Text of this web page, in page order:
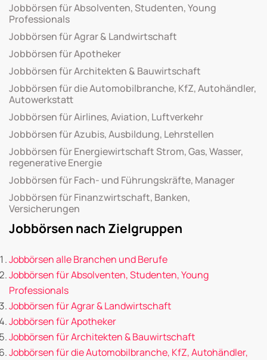
Jobbörsen für Absolventen, Studenten, Young
Professionals
Jobbörsen für Agrar & Landwirtschaft
Jobbörsen für Apotheker
Jobbörsen für Architekten & Bauwirtschaft
Jobbörsen für die Automobilbranche, KfZ, Autohändler,
Autowerkstatt
Jobbörsen für Airlines, Aviation, Luftverkehr
Jobbörsen für Azubis, Ausbildung, Lehrstellen
Jobbörsen für Energiewirtschaft Strom, Gas, Wasser,
regenerative Energie
Jobbörsen für Fach- und Führungskräfte, Manager
Jobbörsen für Finanzwirtschaft, Banken,
Versicherungen
Jobbörsen nach Zielgruppen
Jobbörsen alle Branchen und Berufe
Jobbörsen für Absolventen, Studenten, Young
Professionals
Jobbörsen für Agrar & Landwirtschaft
Jobbörsen für Apotheker
Jobbörsen für Architekten & Bauwirtschaft
Jobbörsen für die Automobilbranche, KfZ, Autohändler,